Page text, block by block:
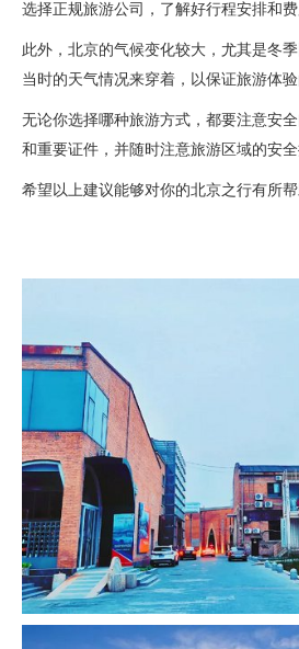
选择正规旅游公司，了解好行程安排和费
此外，北京的气候变化较大，尤其是冬
当时的天气情况来穿着，以保证旅游体验
无论你选择哪种旅游方式，都要注意安
和重要证件，并随时注意旅游区域的安全
希望以上建议能够对你的北京之行有所